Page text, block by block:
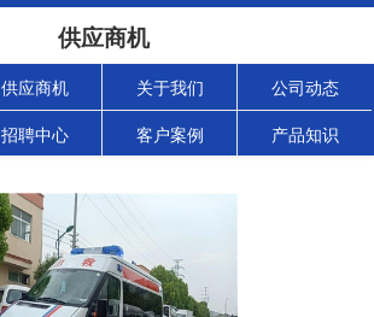
供应商机
供应商机 关于我们 公司动态
招聘中心 客户案例 产品知识